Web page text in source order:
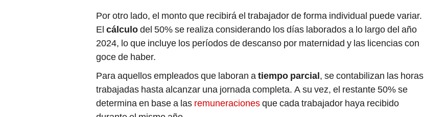
Por otro lado, el monto que recibirá el trabajador de forma individual puede variar.
El cálculodel 50% se realiza considerando los días laborados a lo largo del año
2024, lo que incluye los períodos de descanso por maternidad y las licencias con
goce de haber.
Para aquellos empleados que laboran a tiempo parcial, se contabilizan las horas
trabajadas hasta alcanzar una jornada completa. A su vez, el restante 50% se
determina en base a las remuneracionesque cada trabajador haya recibido